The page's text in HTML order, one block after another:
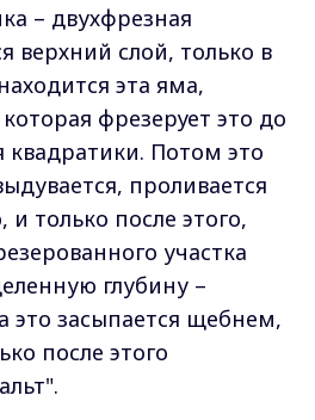
– двухфрезная
верхний слой, только в
эта яма,
фрезерует это до
квадратики. Потом это
проливается
только после этого,
участка
глубину –
это засыпается щебнем,
после этого